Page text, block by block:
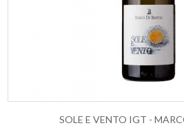
SOLE E VENTO IGT -